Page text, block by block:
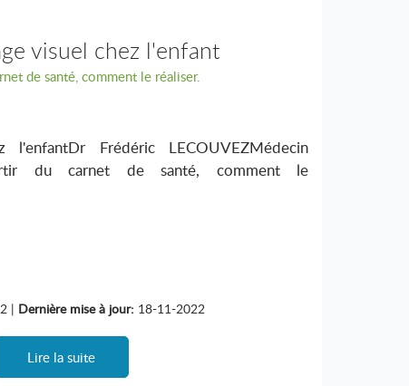
visuel chez l'enfant
de santé, comment le réaliser.
Frédéric LECOUVEZMédecin
du carnet de santé, comment le
| Dernière mise à jour: 18-11-2022
Lire la suite